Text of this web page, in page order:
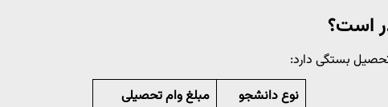
است؟
بستگی دارد:
نوع دانشجو
مبلغ وام تحصیلی